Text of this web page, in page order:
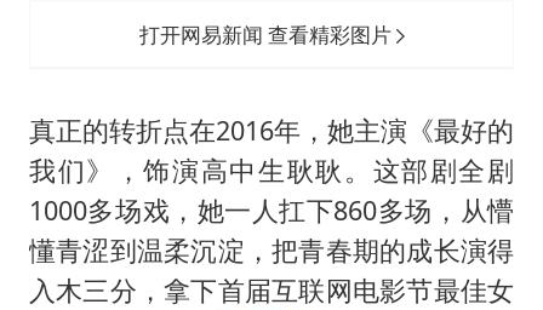
打开网易新闻 查看精彩图片
真正的转折点在2016年，她主演《最好的
我们》，饰演高中生耿耿。这部剧全剧
1000多场戏，她一人扛下860多场，从懵
懂青涩到温柔沉淀，把青春期的成长演得
入木三分，拿下首届互联网电影节最佳女